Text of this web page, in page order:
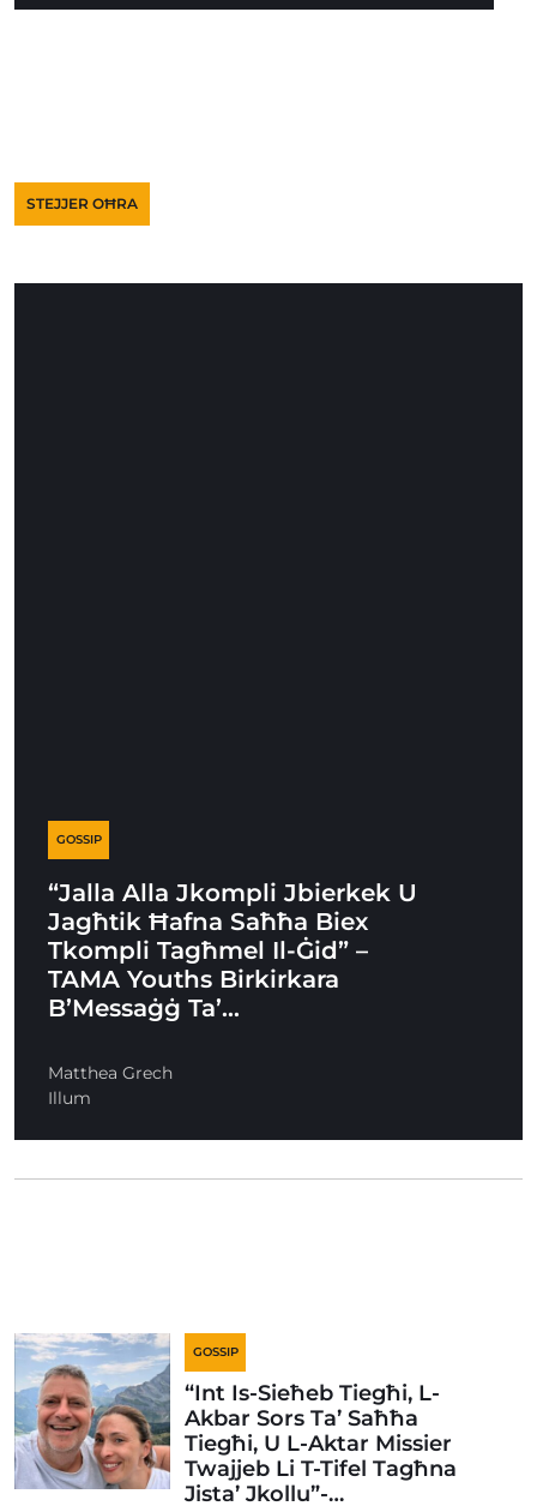
STEJJER OĦRA
GOSSIP
“Jalla Alla Jkompli Jbierkek U
Jagħtik Ħafna Saħħa Biex
Tkompli Tagħmel Il-Ġid” –
TAMA Youths Birkirkara
B’Messaġġ Ta’…
Matthea Grech
Illum
GOSSIP
“Int Is-Sieħeb Tiegħi, L-
Akbar Sors Ta’ Saħħa
Tiegħi, U L-Aktar Missier
Twajjeb Li T-Tifel Tagħna
Jista’ Jkollu”-…